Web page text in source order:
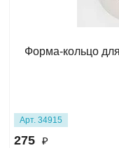
Форма-кольцо
Арт. 34915
275 ₽